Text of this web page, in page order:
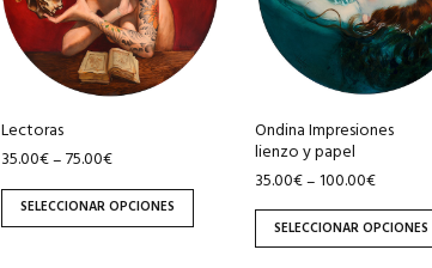
Lectoras
35.00€–75.00€
SELECCIONAR OPCIONES
variantes.
Las
opciones
pueden
elegir
en
la
Ondina Impresiones
lienzo y papel
35.00€–100.00€
SELECCIONAR OPCIONES
variantes.
Las
opciones
pueden
elegir
en
la
página